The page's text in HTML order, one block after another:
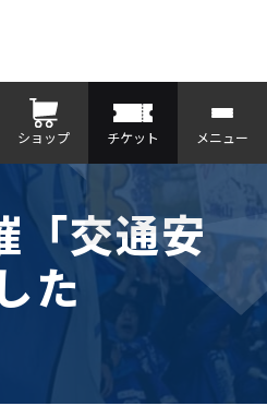
ショップ チケット メニュー
「交通安
た